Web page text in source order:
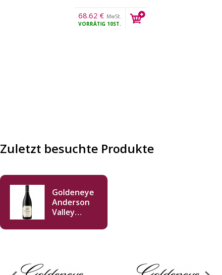
68.62 € MwSt.
VORRÄTIG 10ST.
Zuletzt besuchte Produkte
Goldeneye
Anderson
Valley
2021 750ml